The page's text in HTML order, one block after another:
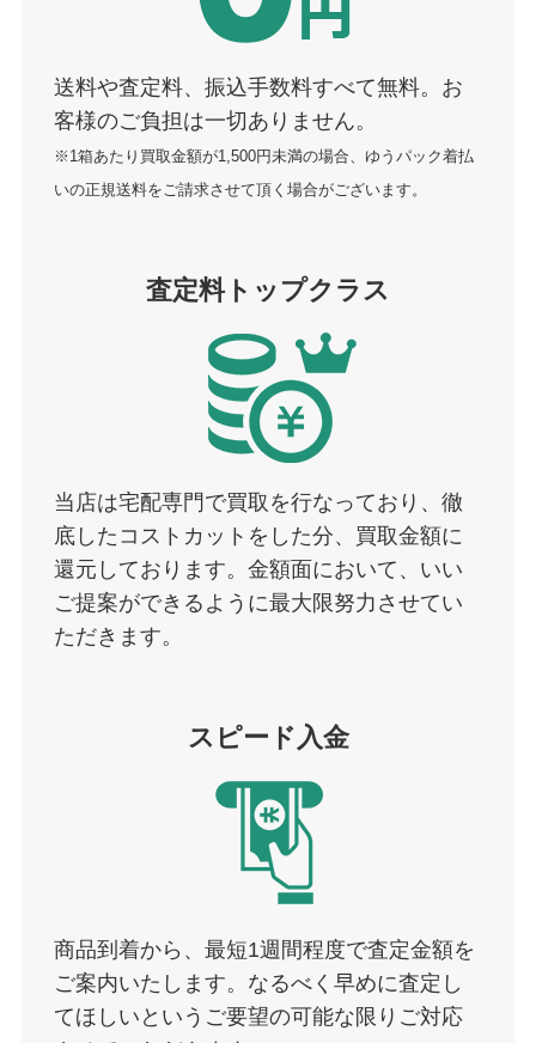
送料や査定料、振込手数料すべて無料。お
客様のご負担は一切ありません。
※1箱あたり買取金額が1,500円未満の場合、ゆうパック着払
いの正規送料をご請求させて頂く場合がございます。
査定料トップクラス
当店は宅配専門で買取を行なっており、徹
底したコストカットをした分、買取金額に
還元しております。金額面において、いい
ご提案ができるように最大限努力させてい
ただきます。
スピード入金
商品到着から、最短1週間程度で査定金額を
ご案内いたします。なるべく早めに査定し
てほしいというご要望の可能な限りご対応